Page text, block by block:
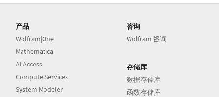
产品
Wolfram|One
Mathematica
AI Access
Compute Services
System Modeler
咨询
Wolfram 咨询
存储库
数据存储库
函数存储库